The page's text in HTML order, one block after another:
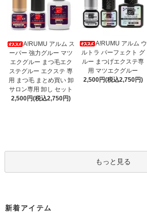
A!RUMU アルム ス
ーパー 強力グルー マツ
エクグルー まつ毛エク
ステグルー エクステ 専
用 まつ毛 まとめ買い 卸
サロン専用 卸し セット
2,500円(税込2,750円)
A!RUMU アルム ウ
ルトラ パーフェクト グ
ルー まつげエクステ専
用 マツエクグルー
2,500円(税込2,750円)
もっと見る
新着アイテム